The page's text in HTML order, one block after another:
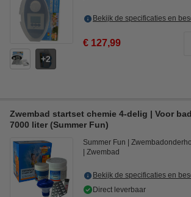
2
Bekijk de specificaties en
€ 127,99
Zwembad startset chemie 4-delig | Voor
7000 liter (Summer Fun)
Summer Fun
Zwembad
Bekijk de specificaties en
Direct leverbaar